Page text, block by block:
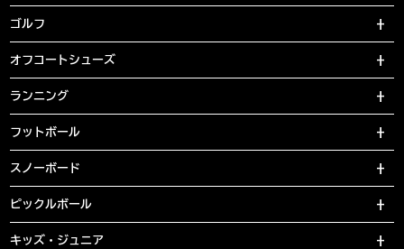
ゴルフ
オフコートシューズ
ランニング
フットボール
スノーボード
ピックルボール
キッズ・ジュニア